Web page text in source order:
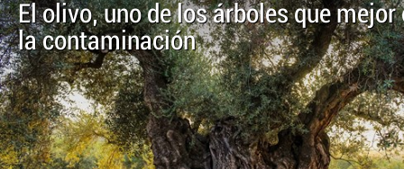
El olivo, uno de los árboles que
la contaminación